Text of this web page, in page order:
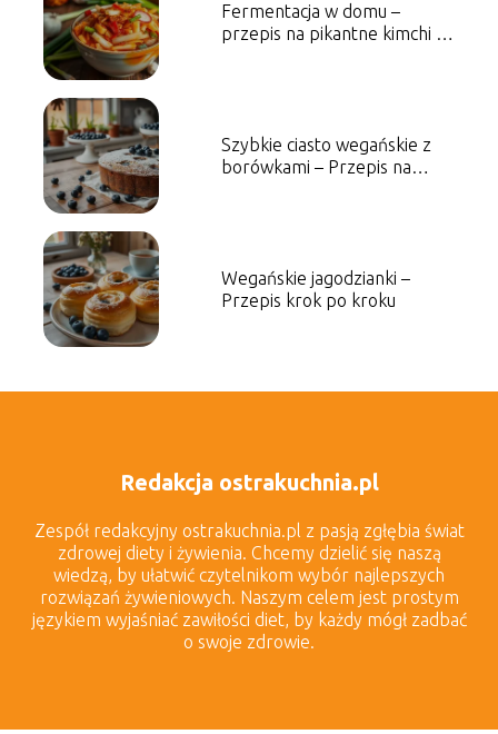
Fermentacja w domu –
przepis na pikantne kimchi i
Szybkie ciasto wegańskie z
borówkami – Przepis na
Wegańskie jagodzianki –
Przepis krok po kroku
Redakcja ostrakuchnia.pl
Zespół redakcyjny ostrakuchnia.pl z pasją zgłębia świat
zdrowej diety i żywienia. Chcemy dzielić się naszą
wiedzą, by ułatwić czytelnikom wybór najlepszych
rozwiązań żywieniowych. Naszym celem jest prostym
językiem wyjaśniać zawiłości diet, by każdy mógł zadbać
o swoje zdrowie.